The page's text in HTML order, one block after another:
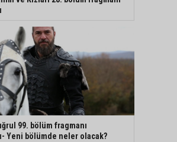
99. bölüm fragmanı
Yeni bölümde neler olacak?